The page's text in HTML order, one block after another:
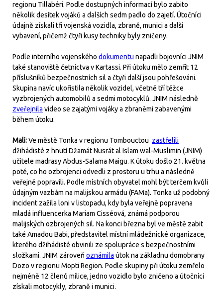
regionu Tillabéri. Podle dostupných informací bylo zabito
několik desítek vojáků a dalších sedm padlo do zajetí. Útočníci
údajně získali tři vojenská vozidla, zbraně, munici a další
vybavení, přičemž čtyři kusy techniky byly zničeny.
Podle interního vojenského dokumentu napadli bojovníci JNIM
také stanoviště četnictva v Kartassi. Při útoku mělo zemřít 12
příslušníků bezpečnostních sil a čtyři další jsou pohřešováni.
Skupina navíc ukořistila několik vozidel, včetně tří těžce
vyzbrojených automobilů a sedmi motocyklů. JNIM následně
zveřejnila video se zajatými vojáky a zbraněmi zabavenými
během útoku.
Mali:Ve městě Tonka v regionu Tombouctou zastřelili
džihádisté z hnutí Džamát Nusrát al Islam wal-Muslimin (JNIM)
učitele madrasy Abdus-Salama Maigu. K útoku došlo 21. května
poté, co ho ozbrojenci odvedli z prostoru u trhu a následně
veřejně popravili. Podle místních obyvatel mohl být terčem kvůli
údajným vazbám na malijskou armádu (FAMa). Tonka už podobný
incident zažila loni v listopadu, kdy byla veřejně popravena
mladá influencerka Mariam Cisséová, známá podporou
malijských ozbrojených sil. Na konci března byl ve městě zabit
také Amadou Babi, představitel místní mládežnické organizace,
kterého džihádisté obvinili ze spolupráce s bezpečnostními
složkami. JNIM zároveň oznámila útok na základnu domobrany
Dozo v regionu Mopti Region. Podle skupiny při útoku zemřelo
nejméně 12 členů milice, jedno vozidlo bylo zničeno a útočníci
získali motocykly, zbraně i munici.